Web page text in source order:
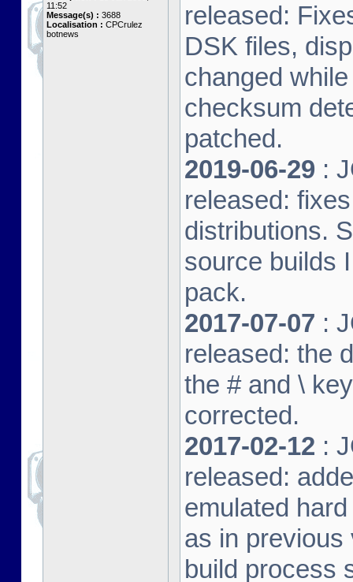
11:52
Message(s) : 3688
Localisation : CPCrulez
botnews
released:
DSK files,
changed
checksum
patched.
2019-06-29 :
released:
distributions.
source builds
pack.
2017-07-07 :
released: the
the # and \
corrected.
2017-02-12 :
released:
emulated
as in previous
build process